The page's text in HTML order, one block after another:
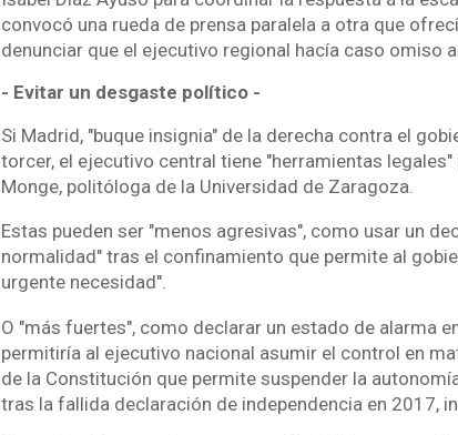
convocó una rueda de prensa paralela a otra que
denunciar que el ejecutivo regional hacía caso omiso
- Evitar un desgaste político -
Si Madrid, "buque insignia" de la derecha contra el
torcer, el ejecutivo central tiene "herramientas legales"
Monge, politóloga de la Universidad de Zaragoza.
Estas pueden ser "menos agresivas", como usar un
normalidad" tras el confinamiento que permite al
urgente necesidad".
O "más fuertes", como declarar un estado de alarma
permitiría al ejecutivo nacional asumir el control en
de la Constitución que permite suspender la
tras la fallida declaración de independencia en 2017,